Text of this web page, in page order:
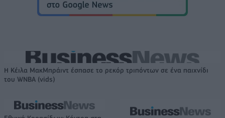
Η Κέιλα ΜακΜπράιντ έσπασε το ρεκόρ τριπόντων σε ένα παιχνίδι
του WNBA (vids)